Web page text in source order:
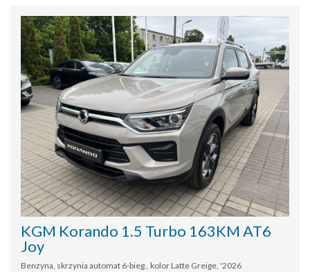
KGM Korando 1.5 Turbo 163KM AT6
Joy
Benzyna, skrzynia automat 6-bieg., kolor Latte Greige, '2026